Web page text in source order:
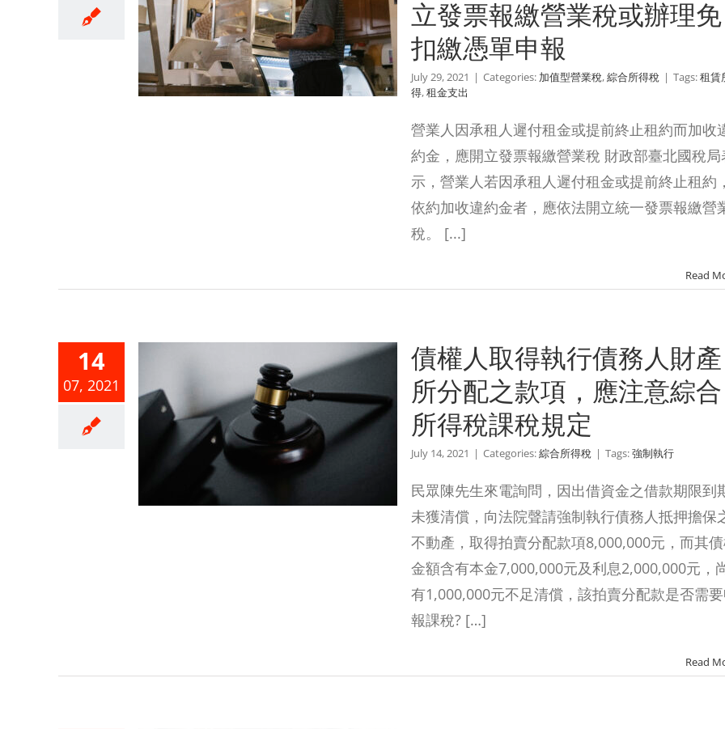
開立發票
立發票報繳營業稅或辦理免
扣繳憑單申報
July 29, 2021 | Categories: 加值型營業稅,綜合所得稅 | Tags:租賃
得,租金支出
營業人因承租人遲付租金或提前終止租約而加收
約金，應開立發票報繳營業稅 財政部臺北國稅局
示，營業人若因承租人遲付租金或提前終止租約，
依約加收違約金者，應依法開立統一發票報繳營
稅。 [...]
Read
14
07, 2021
執行債務
分配之款
債權人取得執行債務人財產
所分配之款項，應注意綜合
所得稅課稅規定
July 14, 2021 | Categories:綜合所得稅 | Tags:強制執行
民眾陳先生來電詢問，因出借資金之借款期限到
未獲清償，向法院聲請強制執行債務人抵押擔保
不動產，取得拍賣分配款項8,000,000元，而其
金額含有本金7,000,000元及利息2,000,000元，
有1,000,000元不足清償，該拍賣分配款是否需要
報課稅? […]
Read